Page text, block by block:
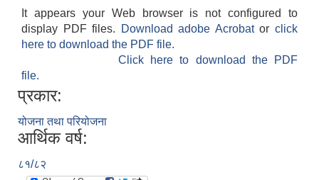
It appears your Web browser is not configured to
display PDF files.
Download adobe Acrobatorclick
here to download the PDF file.
Click here to download the PDF
file.
प्रकार:
योजना तथा परियोजना
आर्थिक वर्ष:
८१/८२